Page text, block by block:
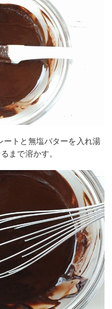
トと無塩バターを入れ湯
まで溶かす。